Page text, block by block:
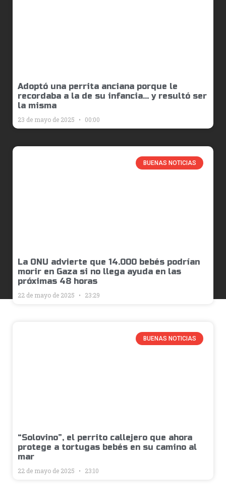
Adoptó una perrita anciana porque le
recordaba a la de su infancia… y resultó ser
la misma
23 de mayo de 2025 00:00
BUENAS NOTICIAS
La ONU advierte que 14.000 bebés podrían
morir en Gaza si no llega ayuda en las
próximas 48 horas
22 de mayo de 2025 23:29
BUENAS NOTICIAS
“Solovino”, el perrito callejero que ahora
protege a tortugas bebés en su camino al
mar
22 de mayo de 2025 23:10